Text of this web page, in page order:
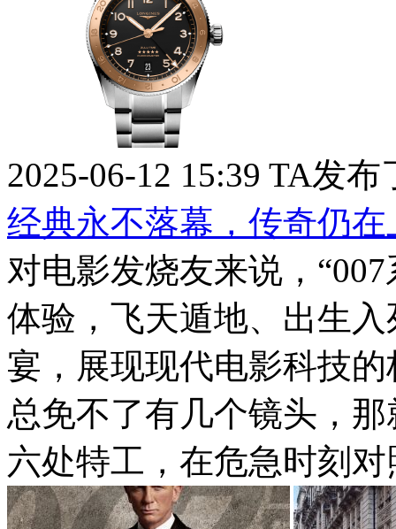
2025-06-12 15:39 TA发布
经典永不落幕，传奇仍在
对电影发烧友来说，
体验，飞天遁地、出生
宴，展现现代电影科技
总免不了有几个镜头，
六处特工，在危急时刻